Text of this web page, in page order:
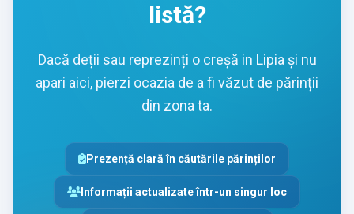
listă?
Dacă deții sau reprezinți o creșă in Lipia și nu
apari aici, pierzi ocazia de a fi văzut de părinții
din zona ta.
Prezență clară în căutările părinților
Informații actualizate într-un singur loc